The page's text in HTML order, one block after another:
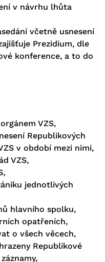
v návrhu lhůta
včetně usnesení
Prezidium, dle
konference, a to do
VZS,
Republikových
v období mezi nimi,
VZS,
jednotlivých
hlavního spolku,
opatřeních,
o všech věcech,
Republikové